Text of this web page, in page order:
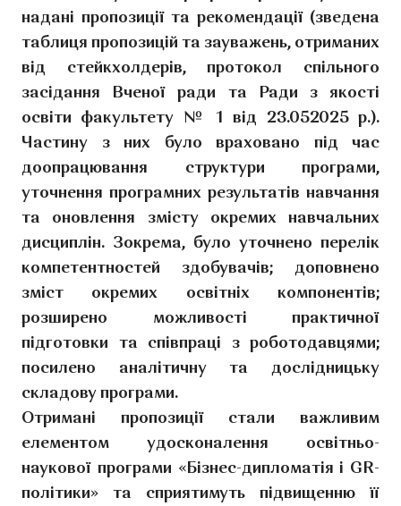
надані пропозиції та рекомендації (зведена
таблиця пропозицій та зауважень, отриманих
від стейкхолдерів, протокол спільного
засідання Вченої ради та Ради з якості
освіти факультету № 1 від 23.052025 р.).
Частину з них було враховано під час
доопрацювання структури програми,
уточнення програмних результатів навчання
та оновлення змісту окремих навчальних
дисциплін. Зокрема, було уточнено перелік
компетентностей здобувачів; доповнено
зміст окремих освітніх компонентів;
розширено можливості практичної
підготовки та співпраці з роботодавцями;
посилено аналітичну та дослідницьку
складову програми.
Отримані пропозиції стали важливим
елементом удосконалення освітньо-
наукової програми «Бізнес-дипломатія і GR-
політики» та сприятимуть підвищенню її